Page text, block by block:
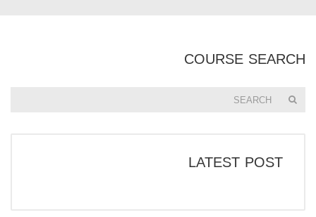
COURSE SEARCH
LATEST POST